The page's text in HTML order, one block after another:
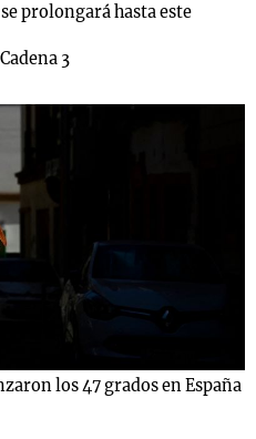
prolongará hasta este
3
los 47 grados en España
Notas